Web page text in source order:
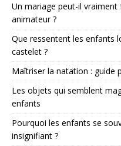
Un mariage peut-il
animateur ?
Que ressentent les enfants
castelet ?
Maîtriser la natation : guide
Les objets qui semblent
enfants
Pourquoi les enfants se
insignifiant ?